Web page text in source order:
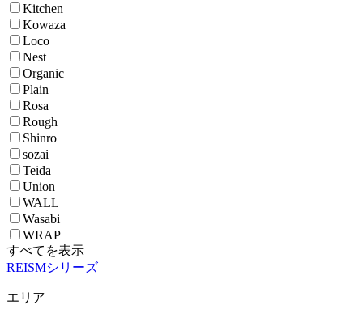
Kitchen
Kowaza
Loco
Nest
Organic
Plain
Rosa
Rough
Shinro
sozai
Teida
Union
WALL
Wasabi
WRAP
すべてを表示
REISMシリーズ
エリア